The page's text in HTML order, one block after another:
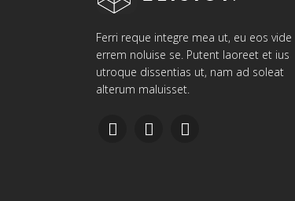
Ferri reque integre mea ut, eu eos vide
errem noluise se. Putent laoreet et ius
utroque dissentias ut, nam ad soleat
alterum maluisset.